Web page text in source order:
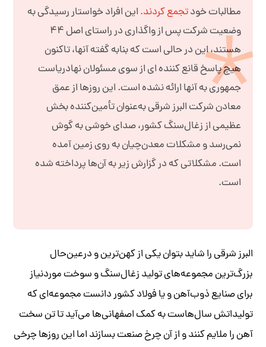
مطالبات خودتجمع کردند.این افراد خواستار رسیدگی به
وضعیت شرکت پس از واگذاری در راستای اصل ۴۴
هستند، این در حالی است که بنابه گفته آنها، تاکنون
هیچ پاسخ قانع کننده ای از سوی مسئولان نهادریاست
جمهوری به آنها ارائه نشده است. این روزها از عمق
معادن شرکت البرز شرقی به‌عنوان تأمین‌کننده بخش
عظیمی از زغال‌سنگ کشور، صدای خوشی به گوش
نمی‌رسد و مشکلات معدن‌چیان به روی زمین آمده
است. مشکلاتی که در گزارش زیر به آن‌ها پرداخته شده
است.
البرز شرقی را شاید بتوان یکی از کهن‌ترین و درعین‌حال
بزرگ‌ترین مجموعه‌های تولید زغال‌سنگ و سوخت موردنیاز
برای صنایع ذوب‌آهن و یا فولاد کشور دانست مجموعه‌ای که
تولیداتش سال‌هاست به کمک اصفهانی‌ها می‌آید تا تن سخت‌
آهن را ملایم کنند و از آن چرخ صنعت بسازند اما این روزها چرخی